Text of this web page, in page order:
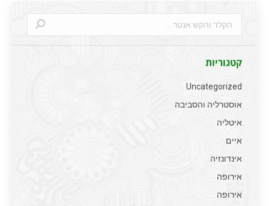
Search:
קטגוריות
Uncategorized
אוסטרליה והסביבה
איטליה
איים
אינדונזיה
אירופה
אירופה